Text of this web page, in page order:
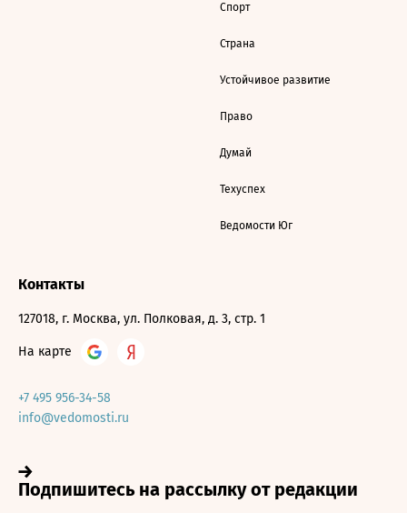
Спорт
Страна
Устойчивое развитие
Право
Думай
Техуспех
Ведомости Юг
Контакты
127018, г. Москва, ул. Полковая, д. 3, стр. 1
На карте
+7 495 956-34-58
info@vedomosti.ru